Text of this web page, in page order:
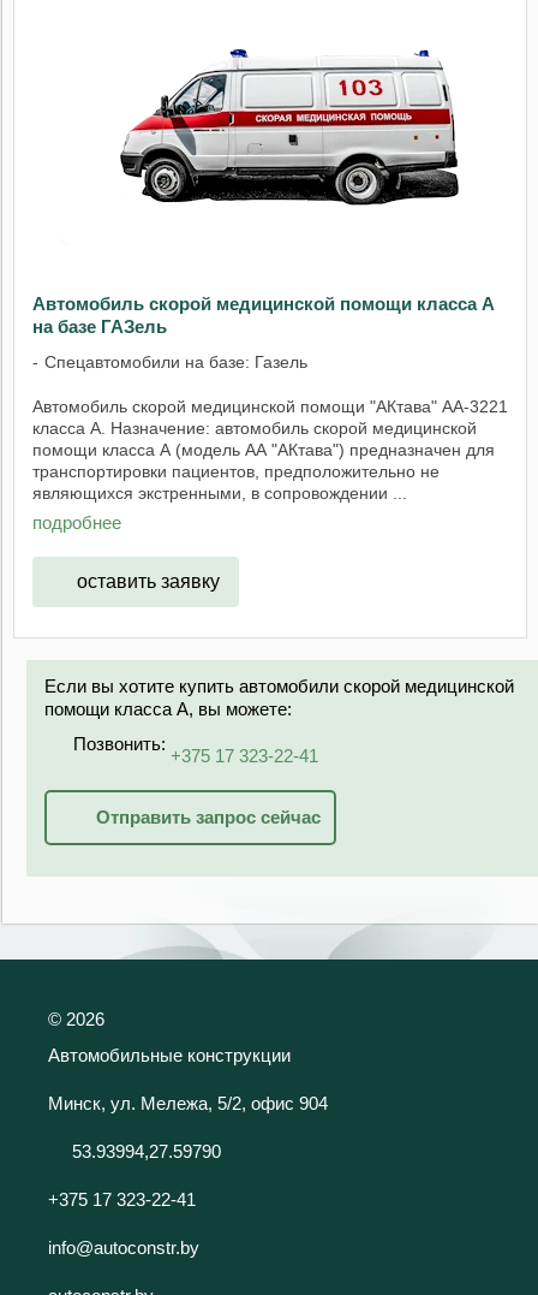
Автомобиль скорой медицинской помощи класса А
на базе ГАЗель
Спецавтомобили на базе: Газель
Автомобиль скорой медицинской помощи "АКтава" АА-3221
класса А. Назначение: автомобиль скорой медицинской
помощи класса А (модель АА "АКтава") предназначен для
транспортировки пациентов, предположительно не
являющихся экстренными, в сопровождении ...
подробнее
оставить заявку
Если вы хотите купить автомобили скорой медицинской
помощи класса А, вы можете:
Позвонить:
+375 17 323-22-41
Отправить запрос сейчас
© 2026
Автомобильные конструкции
Минск, ул. Мележа, 5/2, офис 904
53.93994,27.59790
+375 17 323-22-41
info@autoconstr.by